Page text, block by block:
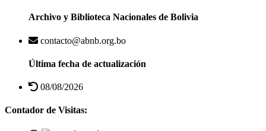
Archivo y Biblioteca Nacionales de Bolivia
contacto@abnb.org.bo
Última fecha de actualización
08/08/2026
Contador de Visitas: